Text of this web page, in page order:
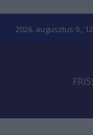
2026. augusztus 9.,